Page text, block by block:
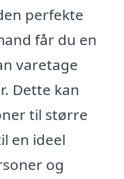
perfekte
får du en
varetage
Dette kan
til større
en ideel
og